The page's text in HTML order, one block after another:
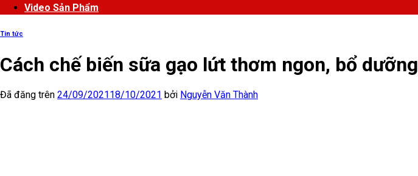
Video Sản Phẩm
Tin tức
Cách chế biến sữa gạo lứt thơm ngon, bổ dưỡng
Đã đăng trên 24/09/202118/10/2021 bởi Nguyễn Văn Thành